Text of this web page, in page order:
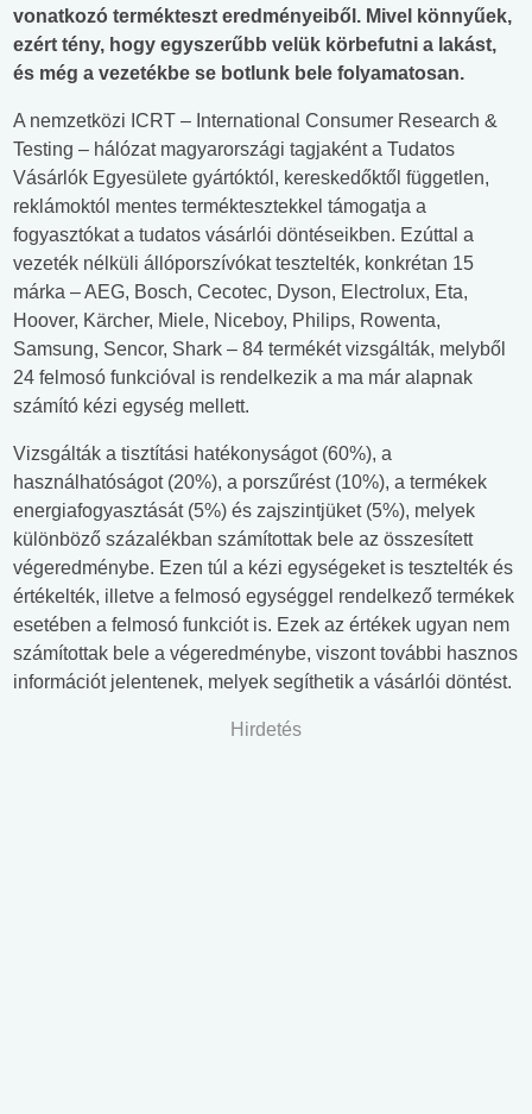
vonatkozó termékteszt eredményeiből. Mivel könnyűek,
ezért tény, hogy egyszerűbb velük körbefutni a lakást,
és még a vezetékbe se botlunk bele folyamatosan.
A nemzetközi ICRT – International Consumer Research &
Testing – hálózat magyarországi tagjaként a Tudatos
Vásárlók Egyesülete gyártóktól, kereskedőktől független,
reklámoktól mentes terméktesztekkel támogatja a
fogyasztókat a tudatos vásárlói döntéseikben. Ezúttal a
vezeték nélküli állóporszívókat tesztelték, konkrétan 15
márka – AEG, Bosch, Cecotec, Dyson, Electrolux, Eta,
Hoover, Kärcher, Miele, Niceboy, Philips, Rowenta,
Samsung, Sencor, Shark – 84 termékét vizsgálták, melyből
24 felmosó funkcióval is rendelkezik a ma már alapnak
számító kézi egység mellett.
Vizsgálták a tisztítási hatékonyságot (60%), a
használhatóságot (20%), a porszűrést (10%), a termékek
energiafogyasztását (5%) és zajszintjüket (5%), melyek
különböző százalékban számítottak bele az összesített
végeredménybe. Ezen túl a kézi egységeket is tesztelték és
értékelték, illetve a felmosó egységgel rendelkező termékek
esetében a felmosó funkciót is. Ezek az értékek ugyan nem
számítottak bele a végeredménybe, viszont további hasznos
információt jelentenek, melyek segíthetik a vásárlói döntést.
Hirdetés